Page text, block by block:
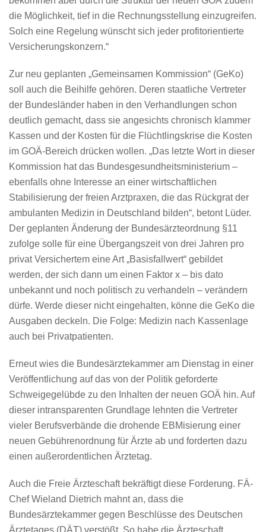
die Möglichkeit, tief in die Rechnungsstellung einzugreifen.
Solch eine Regelung wünscht sich jeder profitorientierte
Versicherungskonzern.“
Zur neu geplanten „Gemeinsamen Kommission“ (GeKo)
soll auch die Beihilfe gehören. Deren staatliche Vertreter
der Bundesländer haben in den Verhandlungen schon
deutlich gemacht, dass sie angesichts chronisch klammer
Kassen und der Kosten für die Flüchtlingskrise die Kosten
im GOÄ-Bereich drücken wollen. „Das letzte Wort in dieser
Kommission hat das Bundesgesundheitsministerium –
ebenfalls ohne Interesse an einer wirtschaftlichen
Stabilisierung der freien Arztpraxen, die das Rückgrat der
ambulanten Medizin in Deutschland bilden“, betont Lüder.
Der geplanten Änderung der Bundesärzteordnung §11
zufolge solle für eine Übergangszeit von drei Jahren pro
privat Versichertem eine Art „Basisfallwert“ gebildet
werden, der sich dann um einen Faktor x – bis dato
unbekannt und noch politisch zu verhandeln – verändern
dürfe. Werde dieser nicht eingehalten, könne die GeKo die
Ausgaben deckeln. Die Folge: Medizin nach Kassenlage
auch bei Privatpatienten.
Erneut wies die Bundesärztekammer am Dienstag in einer
Veröffentlichung auf das von der Politik geforderte
Schweigegelübde zu den Inhalten der neuen GOÄ hin. Auf
dieser intransparenten Grundlage lehnten die Vertreter
vieler Berufsverbände die drohende EBMisierung einer
neuen Gebührenordnung für Ärzte ab und forderten dazu
einen außerordentlichen Ärztetag.
Auch die Freie Ärzteschaft bekräftigt diese Forderung. FÄ-
Chef Wieland Dietrich mahnt an, dass die
Bundesärztekammer gegen Beschlüsse des Deutschen
Ärztetages (DÄT) verstößt. So habe die Ärzteschaft